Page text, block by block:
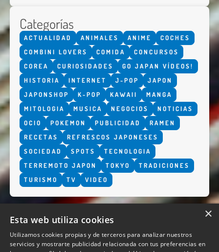
Categorías
ACTUALIDAD ANIMALES ANIME
COCHES
COMBINI LOVERS
COMIDA
CONCURSOS
COREA
CURIOSIDADES
GO JAPAN VÍDEOS!
HISTORIA
INTERNET J-POP
JAPON
JAPONSHOP
K-POP KAWAII
MANGA
MITOLOGIA
MUSICA NEGOCIOS
NOTICIAS
OCIO
POKEMON PUBLICIDAD
RAMEN
RECETAS
REFRESCOS JAPONESES
SOCIEDAD
SPOTS
TECNOLOGIA
TERREMOTO JAPON
TOKYO
TRADICIONES
TURISMO
TV VIDEO
×
Esta web utiliza cookies
Utilizamos cookies propias y de terceros para analizar nuestros
servicios y mostrarte publicidad relacionada con tus preferencias en